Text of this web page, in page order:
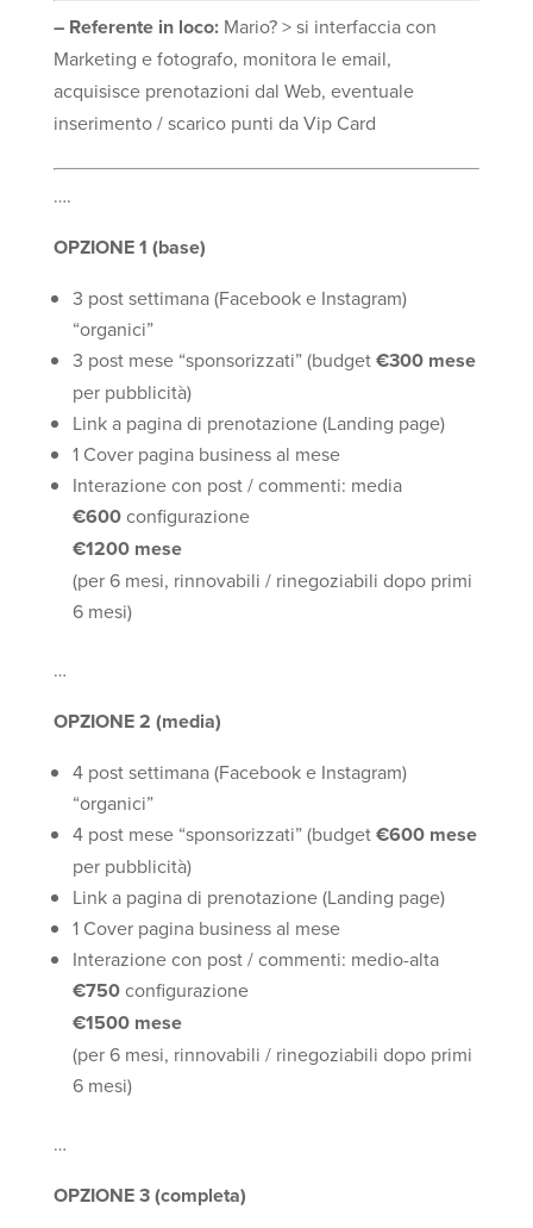
– Referente in loco:Mario? > si interfaccia con
Marketing e fotografo, monitora le email,
acquisisce prenotazioni dal Web, eventuale
inserimento / scarico punti da Vip Card
….
OPZIONE 1 (base)
3 post settimana (Facebook e Instagram)
“organici”
3 post mese “sponsorizzati” (budget€300 mese
per pubblicità)
Link a pagina di prenotazione (Landing page)
1 Cover pagina business al mese
Interazione con post / commenti: media
€600configurazione
€1200 mese
(per 6 mesi, rinnovabili / rinegoziabili dopo primi
6 mesi)
…
OPZIONE 2 (media)
4 post settimana (Facebook e Instagram)
“organici”
4 post mese “sponsorizzati” (budget€600 mese
per pubblicità)
Link a pagina di prenotazione (Landing page)
1 Cover pagina business al mese
Interazione con post / commenti: medio-alta
€750configurazione
€1500 mese
(per 6 mesi, rinnovabili / rinegoziabili dopo primi
6 mesi)
…
OPZIONE 3 (completa)